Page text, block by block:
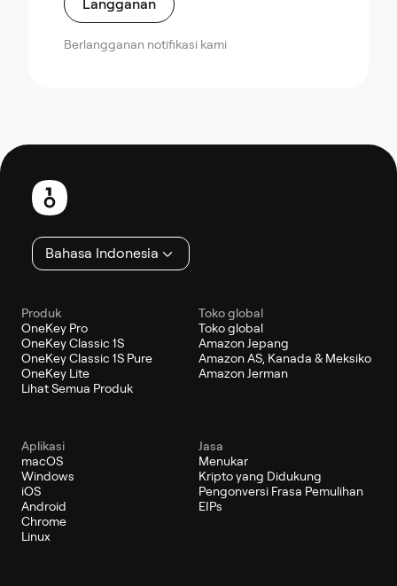
Langganan
Berlangganan notifikasi kami
Catatan
kaki
Bahasa Indonesia
Produk
OneKey Pro
OneKey Classic 1S
OneKey Classic 1S Pure
OneKey Lite
Lihat Semua Produk
Toko global
Toko global
Amazon Jepang
Amazon AS, Kanada & Meksiko
Amazon Jerman
Aplikasi
macOS
Windows
iOS
Android
Chrome
Linux
Jasa
Menukar
Kripto yang Didukung
Pengonversi Frasa Pemulihan
EIPs